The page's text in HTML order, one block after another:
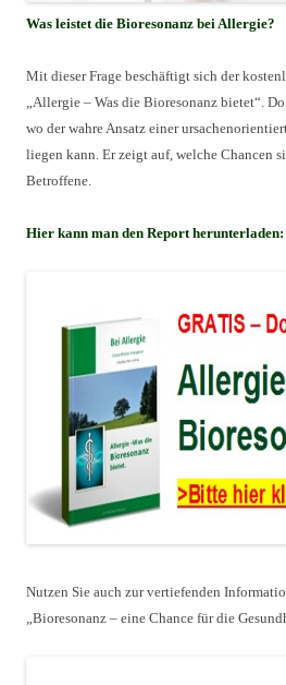
Was leistet die Bioresonanz bei Allergie?
Mit dieser Frage beschäftigt sich der
„Allergie – Was die Bioresonanz bietet“.
wo der wahre Ansatz einer
liegen kann. Er zeigt auf, welche Chancen
Betroffene.
Hier kann man den Report herunterladen:
Nutzen Sie auch zur vertiefenden
„Bioresonanz – eine Chance für die